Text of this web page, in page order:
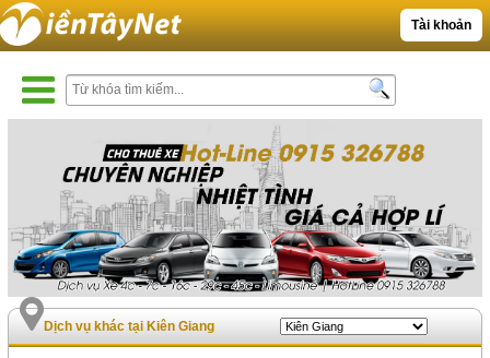
Tài khoản
Dịch vụ khác tại Kiên Giang